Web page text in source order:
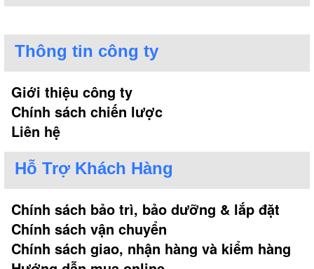
Thông tin công ty
Giới thiệu công ty
Chính sách chiến lược
Liên hệ
Hỗ Trợ Khách Hàng
Chính sách bảo trì, bảo dưỡng & lắp đặt
Chính sách vận chuyển
Chính sách giao, nhận hàng và kiểm hàng